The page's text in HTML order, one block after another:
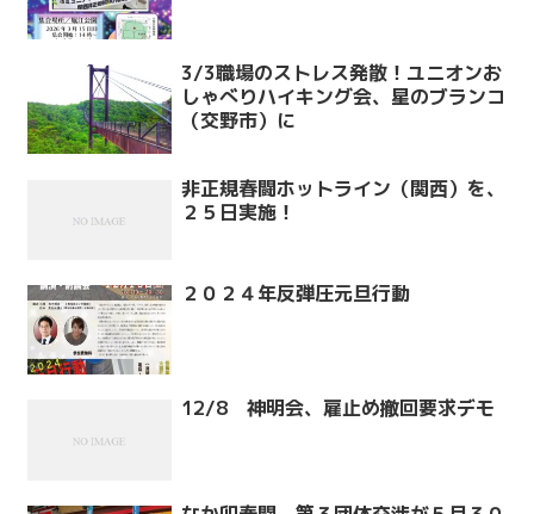
3/3職場のストレス発散！ユニオンお
しゃべりハイキング会、星のブランコ
（交野市）に
非正規春闘ホットライン（関西）を、
２５日実施！
２０２４年反弾圧元旦行動
12/8 神明会、雇止め撤回要求デモ